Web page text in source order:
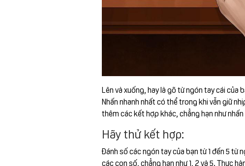
Lên và xuống, hay là gõ từ ngón tay cái của
Nhấn nhanh nhất có thể trong khi vẫn giữ
thêm các kết hợp khác, chẳng hạn như
Hãy thử kết hợp:
Đánh số các ngón tay của bạn từ 1 đến 5 từ
các con số, chẳng hạn như 1, 2 và 5. Thực